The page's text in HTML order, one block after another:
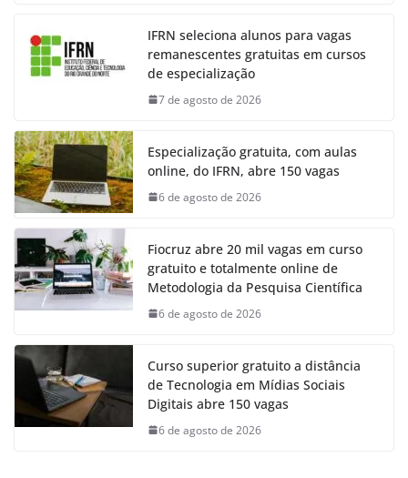
IFRN seleciona alunos para vagas
remanescentes gratuitas em cursos
de especialização
7 de agosto de 2026
Especialização gratuita, com aulas
online, do IFRN, abre 150 vagas
6 de agosto de 2026
Fiocruz abre 20 mil vagas em curso
gratuito e totalmente online de
Metodologia da Pesquisa Científica
6 de agosto de 2026
Curso superior gratuito a distância
de Tecnologia em Mídias Sociais
Digitais abre 150 vagas
6 de agosto de 2026